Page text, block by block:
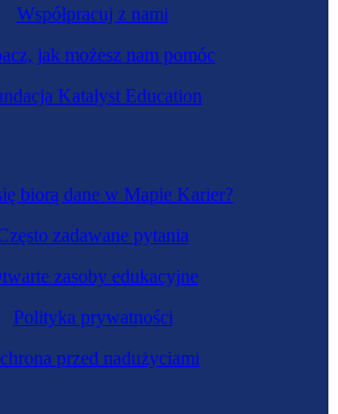
biorą dane w Mapie Karier?
zadawane pytania
zasoby edukacyjne
Polityka prywatności
przed nadużyciami
Współpracuj z nami
jak możesz nam pomóc
Katalyst Education